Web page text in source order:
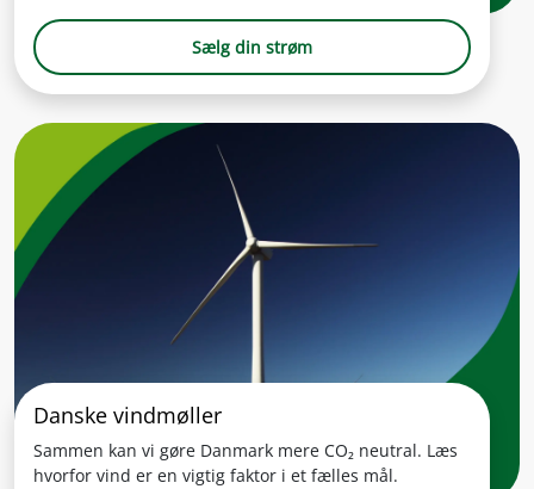
Sælg din strøm
Danske vindmøller
Sammen kan vi gøre Danmark mere CO₂ neutral. Læs
hvorfor vind er en vigtig faktor i et fælles mål.